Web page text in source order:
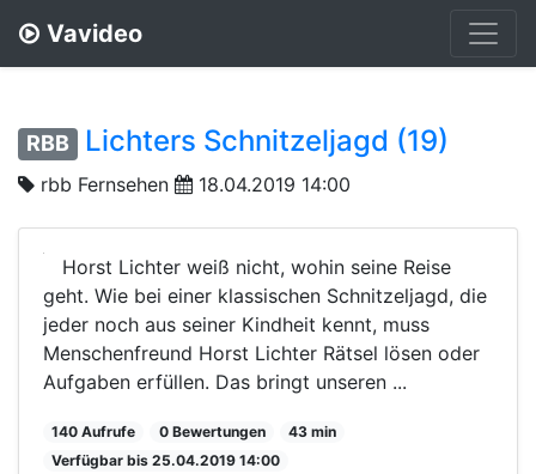
Vavideo
RBB Lichters Schnitzeljagd (19)
rbb Fernsehen 18.04.2019 14:00
Horst Lichter weiß nicht, wohin seine Reise
geht. Wie bei einer klassischen Schnitzeljagd, die
jeder noch aus seiner Kindheit kennt, muss
Menschenfreund Horst Lichter Rätsel lösen oder
Aufgaben erfüllen. Das bringt unseren ...
140 Aufrufe 0 Bewertungen
43 min
Verfügbar bis 25.04.2019 14:00